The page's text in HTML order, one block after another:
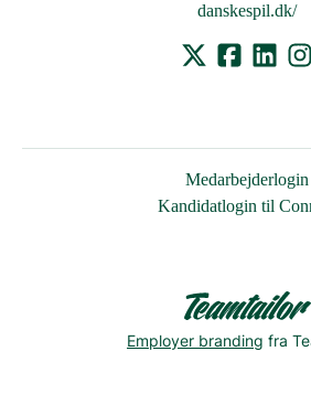
danskespil.dk/
Medarbejderlogin
Kandidatlogin til
Employer branding fra